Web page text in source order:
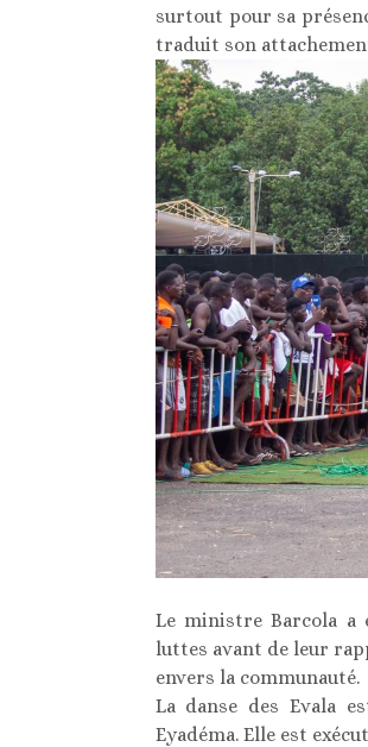
surtout pour sa
traduit son
Le ministre Barcola a
luttes avant de leur
envers la communauté.
La danse des Evala
Eyadéma. Elle est